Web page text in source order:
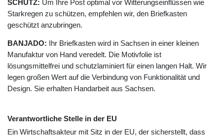
SCHUTZ: Um Ihre Post optimal vor Witterungseinflüssen wie
Starkregen zu schützen, empfehlen wir, den Briefkasten
geschützt anzubringen.
BANJADO: Ihr Briefkasten wird in Sachsen in einer kleinen
Manufaktur von Hand veredelt. Die Motivfolie ist
lösungsmittelfrei und schutzlaminiert für einen langen Halt. Wir
legen großen Wert auf die Verbindung von Funktionalität und
Design. Sie erhalten Handarbeit aus Sachsen.
Verantwortliche Stelle in der EU
Ein Wirtschaftsakteur mit Sitz in der EU, der sicherstellt, dass